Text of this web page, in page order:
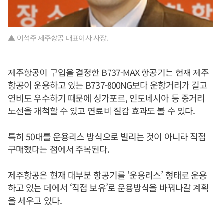
▲ 이석주 제주항공 대표이사 사장.
제주항공이 구입을 결정한 B737-MAX 항공기는 현재 제주
항공이 운용하고 있는 B737-800NG보다 운항거리가 길고
연비도 우수하기 때문에 싱가포르, 인도네시아 등 중거리
노선을 개척할 수 있고 연료비 절감 효과도 볼 수 있다.
특히 50대를 운용리스 방식으로 빌리는 것이 아니라 직접
구매했다는 점에서 주목된다.
제주항공은 현재 대부분 항공기를 ‘운용리스’ 형태로 운용
하고 있는 데에서 ‘직접 보유’로 운용방식을 바꿔나갈 계획
을 세우고 있다.